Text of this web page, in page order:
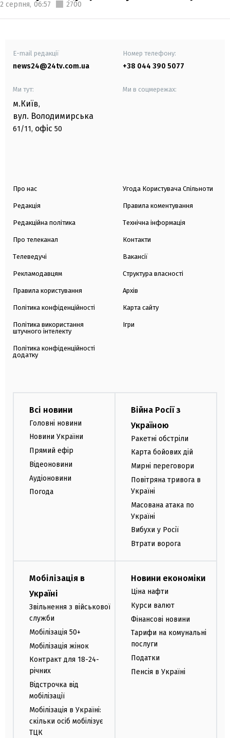
2 серпня, 06:57 2700
E-mail редакції
news24@24tv.com.ua
Номер телефону:
+38 044 390 5077
Ми тут:
м.Київ,
вул. Володимирська
61/11, офіс 50
Ми в соцмережах:
Про нас
Редакція
Редакційна політика
Про телеканал
Телеведучі
Рекламодавцям
Правила користування
Політика конфіденційності
Політика використання
штучного інтелекту
Політика конфіденційності
додатку
Угода Користувача Спільноти
Правила коментування
Технічна інформація
Контакти
Вакансії
Структура власності
Архів
Карта сайту
Ігри
Всі новини
Головні новини
Новини України
Прямий ефір
Відеоновини
Аудіоновини
Погода
Війна Росії з
Україною
Ракетні обстріли
Карта бойових дій
Мирні переговори
Повітряна тривога в
Україні
Масована атака по
Україні
Вибухи у Росії
Втрати ворога
Мобілізація в
Україні
Звільнення з військової
служби
Мобілізація 50+
Мобілізація жінок
Контракт для 18-24-
річних
Відстрочка від
мобілізації
Мобілізація в Україні:
скільки осіб мобілізує
ТЦК
Новини економіки
Ціна нафти
Курси валют
Фінансові новини
Тарифи на комунальні
послуги
Податки
Пенсія в Україні